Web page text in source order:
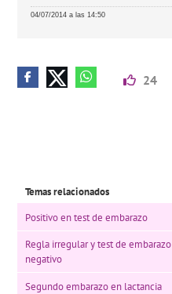
04/07/2014 a las 14:50
24
Temas relacionados
Positivo en test de embarazo
Regla irregular y test de embarazo
negativo
Segundo embarazo en lactancia